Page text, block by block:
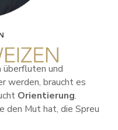
überfluten und
werden, braucht es
Orientierung.
den Mut hat, die Spreu